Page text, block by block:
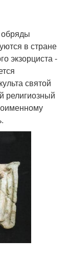
в стране
экзорциста -
святой
религиозный